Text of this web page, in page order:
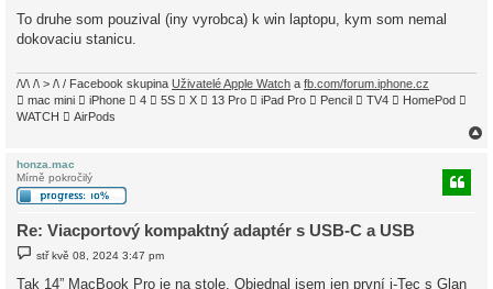
s
p
e
k
To druhe som pouzival (iny vyrobca) k win laptopu, kym som nemal
dokovaciu stanicu.
/\/\ /\ > /\ / Facebook skupina Uživatelé Apple Watch a fb.com/forum.iphone.cz
 mac mini  iPhone  4  5S  X  13 Pro  iPad Pro  Pencil  TV4  HomePod 
WATCH  AirPods
honza.mac
Mírně pokročilý
Re: Viacportový kompaktný adaptér s USB-C a USB
í
stř kvě 08, 2024 3:47 pm
Tak 14” MacBook Pro je na stole. Objednal jsem jen první i-Tec s Glan